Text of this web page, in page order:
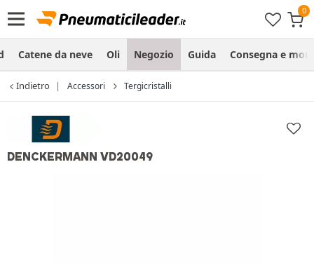
Catene da neve Oli Negozio Guida Consegna e
Indietro Accessori Tergicristalli
DENCKERMANN VD20049